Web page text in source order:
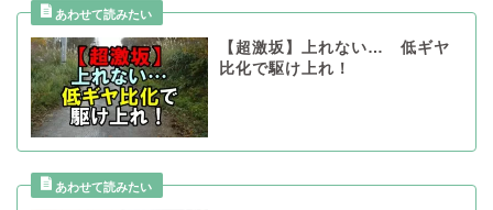
【超激坂】上れない… 低ギヤ
比化で駆け上れ！